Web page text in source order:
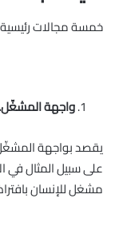
خمسة مجالات رئيسية
واجهة المشغّل.
يقصد بواجهة
على سبيل المثال في
مشغل للإنسان